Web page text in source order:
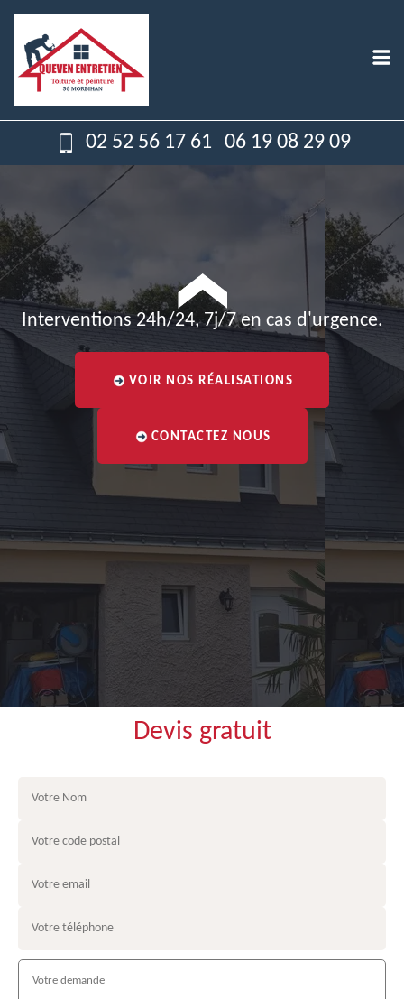
02 52 56 17 61 06 19 08 29 09
Interventions 24h/24, 7j/7 en cas d'urgence.
VOIR NOS RÉALISATIONS
CONTACTEZ NOUS
Devis gratuit